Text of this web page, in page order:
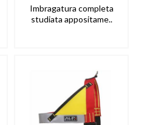
Imbragatura completa
studiata appositame..